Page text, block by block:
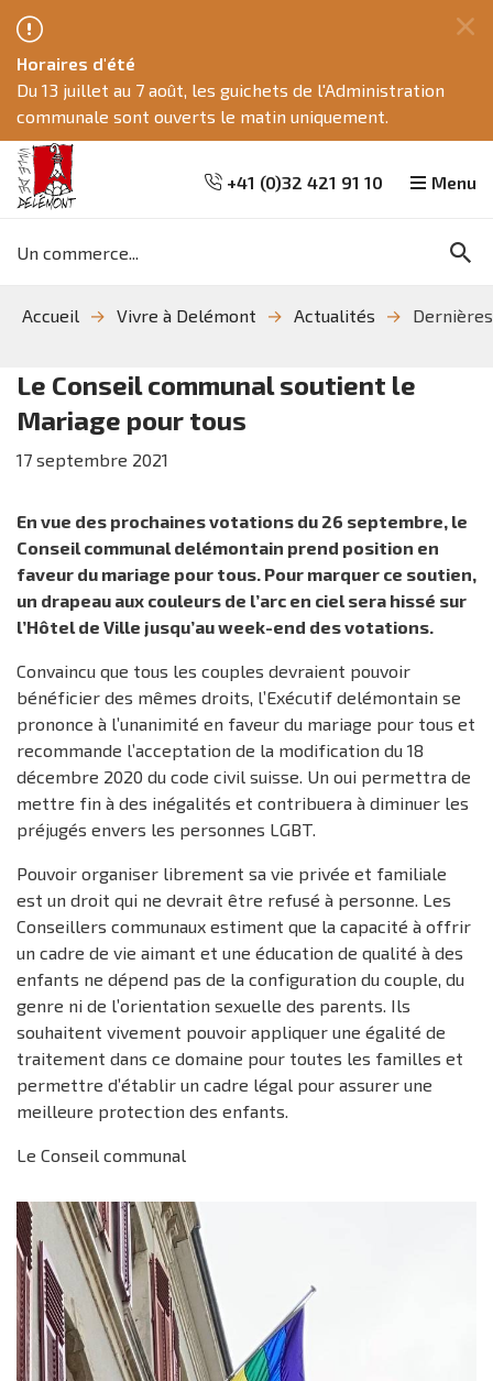
recherche
navigation
Horaires d'été
Du 13 juillet au 7 août, les guichets de l'Administration
communale sont ouverts le matin uniquement.
+41 (0)32 421 91 10
clés
Menu
Accueil Vivre à Delémont Actualités
Le Conseil communal soutient le
Mariage pour tous
17 septembre 2021
En vue des prochaines votations du 26 septembre, le
Conseil communal delémontain prend position en
faveur du mariage pour tous. Pour marquer ce soutien,
un drapeau aux couleurs de l’arc en ciel sera hissé sur
l’Hôtel de Ville jusqu’au week-end des votations.
Convaincu que tous les couples devraient pouvoir
bénéficier des mêmes droits, l’Exécutif delémontain se
prononce à l’unanimité en faveur du mariage pour tous et
recommande l’acceptation de la modification du 18
décembre 2020 du code civil suisse. Un oui permettra de
mettre fin à des inégalités et contribuera à diminuer les
préjugés envers les personnes LGBT.
Pouvoir organiser librement sa vie privée et familiale
est un droit qui ne devrait être refusé à personne. Les
Conseillers communaux estiment que la capacité à offrir
un cadre de vie aimant et une éducation de qualité à des
enfants ne dépend pas de la configuration du couple, du
genre ni de l’orientation sexuelle des parents. Ils
souhaitent vivement pouvoir appliquer une égalité de
traitement dans ce domaine pour toutes les familles et
permettre d’établir un cadre légal pour assurer une
meilleure protection des enfants.
Le Conseil communal